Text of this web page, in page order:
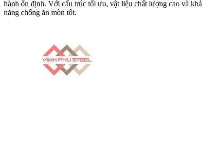
hành ổn định. Với cấu trúc tối ưu, vật liệu chất lượng cao và khả
năng chống ăn mòn tốt.